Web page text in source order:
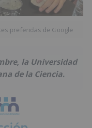
preferidas de Google
la Universidad
de la Ciencia.